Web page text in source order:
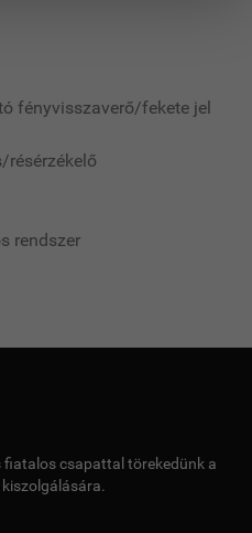
fényvisszaverő/fekete jel
rendszer
fiatalos csapattal törekedünk a